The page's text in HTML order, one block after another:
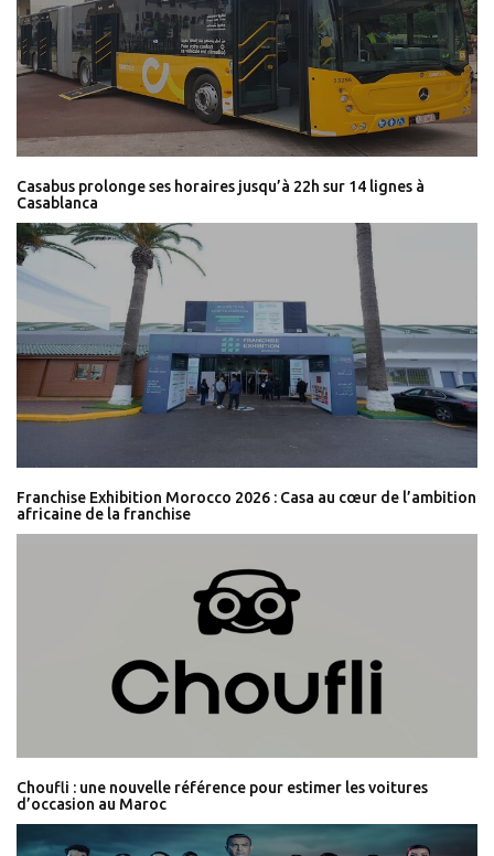
Casabus prolonge ses horaires jusqu’à 22h sur 14 lignes à
Casablanca
Franchise Exhibition Morocco 2026 : Casa au cœur de l’ambition
africaine de la franchise
Choufli : une nouvelle référence pour estimer les voitures
d’occasion au Maroc